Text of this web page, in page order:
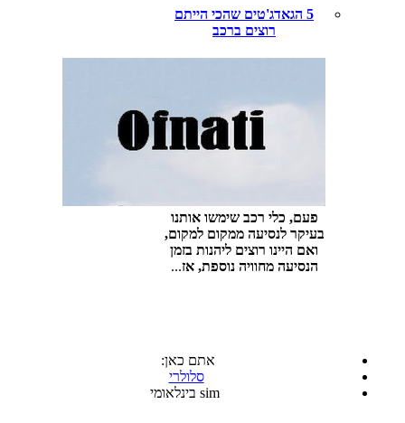
5 הגאדג'טים שהכי הייתם
רוצים ברכב
פעם, כלי רכב שימשו אותנו
בעיקר לנסיעה ממקום למקום,
ואם היינו רוצים ליהנות בזמן
הנסיעה מחוויה נוספת, אז...
אתם כאן:
סלולרי
sim בינלאומי